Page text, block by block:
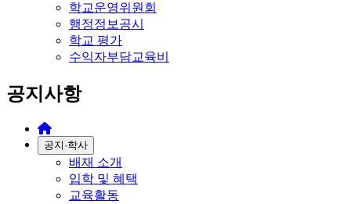
학교운영위원회
행정정보공시
학교 평가
수익자부담교육비
공지사항
공지·학사
배재 소개
입학 및 혜택
교육활동